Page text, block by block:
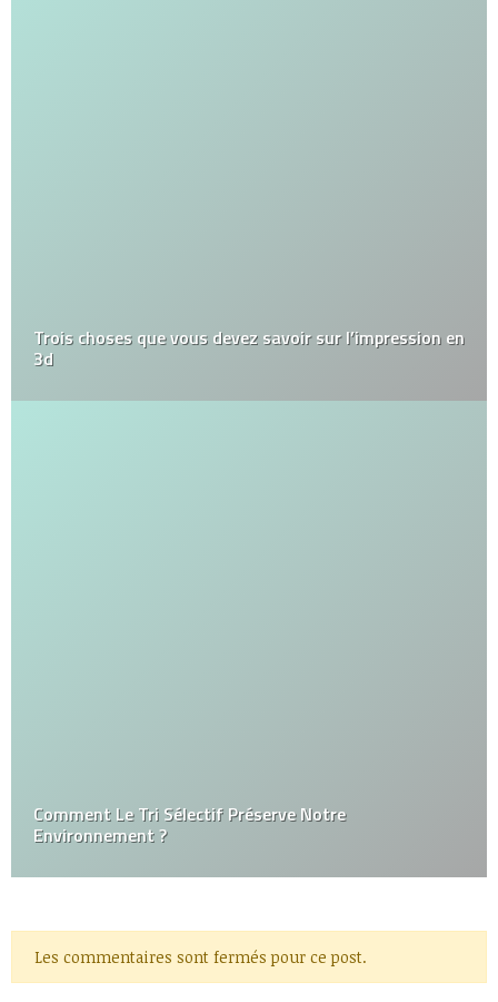
Trois choses que vous devez savoir sur l’impression en
3d
Comment Le Tri Sélectif Préserve Notre
Environnement ?
Les commentaires sont fermés pour ce post.